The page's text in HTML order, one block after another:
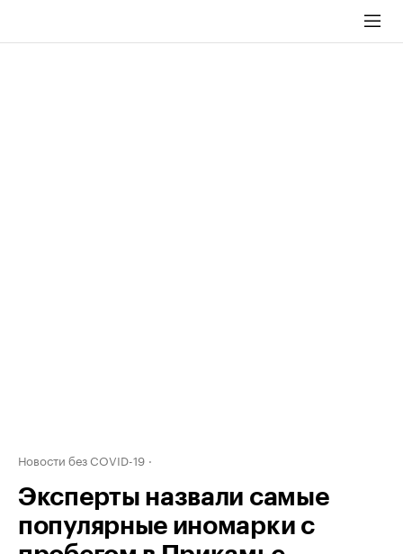
Новости без COVID-19
Эксперты назвали самые
популярные иномарки с